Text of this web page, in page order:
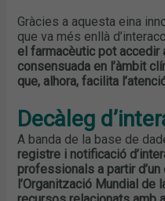
Gràcies a aquesta eina
que va més enllà
el farmacèutic pot accedir
consensuada en l’àmbit
que, alhora, facilita
Decàleg
A banda de la base de
registre i notificació
professionals a partir
l’Organització Mundial